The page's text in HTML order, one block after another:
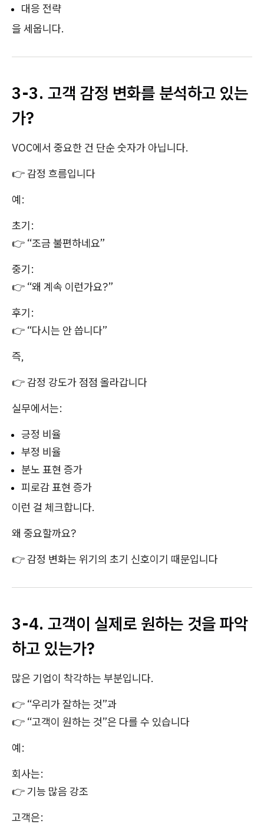
대응 전략
을 세웁니다.
3-3. 고객 감정 변화를 분석하고 있는
가?
VOC에서 중요한 건 단순 숫자가 아닙니다.
👉 감정 흐름입니다
예:
초기:
👉 “조금 불편하네요”
중기:
👉 “왜 계속 이런가요?”
후기:
👉 “다시는 안 씁니다”
즉,
👉 감정 강도가 점점 올라갑니다
실무에서는:
긍정 비율
부정 비율
분노 표현 증가
피로감 표현 증가
이런 걸 체크합니다.
왜 중요할까요?
👉 감정 변화는 위기의 초기 신호이기 때문입니다
3-4. 고객이 실제로 원하는 것을 파악
하고 있는가?
많은 기업이 착각하는 부분입니다.
👉 “우리가 잘하는 것”과
👉 “고객이 원하는 것”은 다를 수 있습니다
예:
회사는:
👉 기능 많음 강조
고객은: